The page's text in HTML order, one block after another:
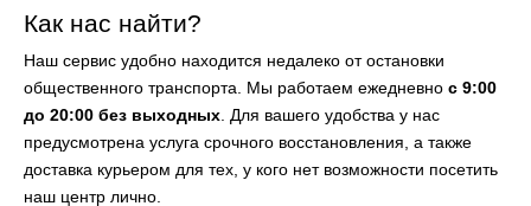
Как нас найти?
Наш сервис удобно находится недалеко от остановки
общественного транспорта. Мы работаем ежедневно с 9:00
до 20:00 без выходных . Для вашего удобства у нас
предусмотрена услуга срочного восстановления, а также
доставка курьером для тех, у кого нет возможности посетить
наш центр лично.